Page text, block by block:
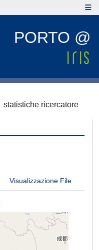
PORTO @
statistiche ricercatore
Visualizzazione File